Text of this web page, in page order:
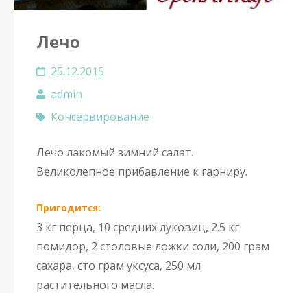
Лечо
25.12.2015
admin
Консервирование
Лечо лакомый зимний салат.
Великолепное прибавление к гарниру.
Пригодится:
3 кг перца, 10 средних луковиц, 2.5 кг
помидор, 2 столовые ложки соли, 200 грам
сахара, сто грам уксуса, 250 мл
растительного масла.